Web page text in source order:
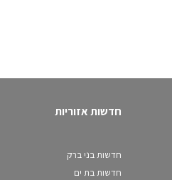
חדשות אזוריות
חדשות בני ברק
חדשות בת ים